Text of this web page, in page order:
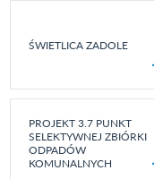
ŚWIETLICA ZADOLE
PROJEKT 3.7 PUNKT
SELEKTYWNEJ ZBIÓRKI
ODPADÓW
KOMUNALNYCH